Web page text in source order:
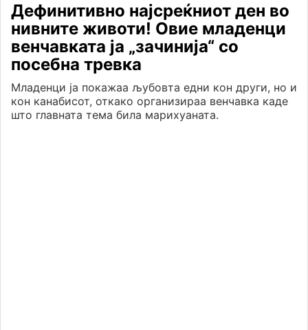
Дефинитивно најсреќниот ден во
нивните животи! Овие младенци
венчавката ја „зачинија“ со
посебна тревка
Младенци ја покажаа љубовта едни кон други, но и
кон канабисот, откако организираа венчавка каде
што главната тема била марихуаната.